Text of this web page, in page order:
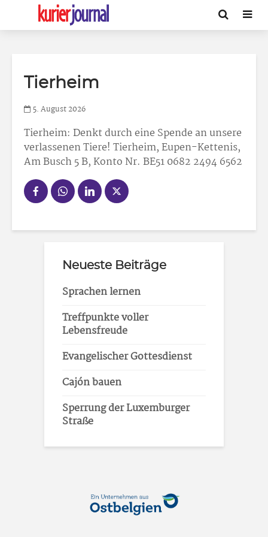
Tierheim
5. August 2026
Tierheim: Denkt durch eine Spende an unsere
verlassenen Tiere! Tierheim, Eupen-Kettenis,
Am Busch 5 B, Konto Nr. BE51 0682 2494 6562
Neueste Beiträge
Sprachen lernen
Treffpunkte voller
Lebensfreude
Evangelischer Gottesdienst
Cajón bauen
Sperrung der Luxemburger
Straße